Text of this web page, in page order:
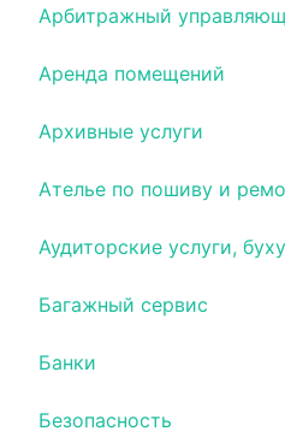
Арбитражный
Аренда помещений
Архивные услуги
Ателье по пошиву и
Аудиторские услуги,
Багажный сервис
Банки
Безопасность